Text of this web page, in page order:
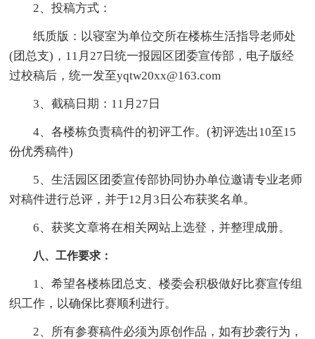
2、投稿方式：
纸质版：以寝室为单位交所在楼栋生活指导老师处
(团总支)，11月27日统一报园区团委宣传部，电子版经
过校稿后，统一发至yqtw20xx@163.com
3、截稿日期：11月27日
4、各楼栋负责稿件的初评工作。(初评选出10至15
份优秀稿件)
5、生活园区团委宣传部协同协办单位邀请专业老师
对稿件进行总评，并于12月3日公布获奖名单。
6、获奖文章将在相关网站上选登，并整理成册。
八、工作要求：
1、希望各楼栋团总支、楼委会积极做好比赛宣传组
织工作，以确保比赛顺利进行。
2、所有参赛稿件必须为原创作品，如有抄袭行为，